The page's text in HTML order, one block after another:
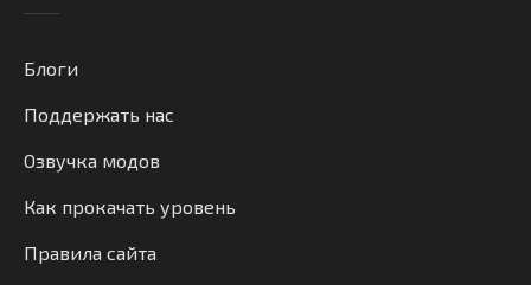
Блоги
Поддержать нас
Озвучка модов
Как прокачать уровень
Правила сайта